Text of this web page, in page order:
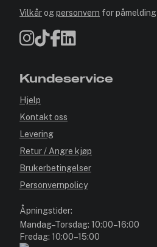
Vilkårogpersonvern for påmelding
Kundeservice
Hjelp
Kontakt oss
Levering
Retur / Angre kjøp
Brukerbetingelser
Personvernpolicy
Åpningstider:
Mandag–Torsdag: 10:00–16:00
Fredag: 10:00–15:00